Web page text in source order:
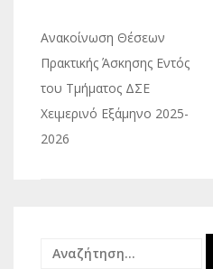
Πλοήγηση
άρθρων
Ανακοίνωση Θέσεων
Πρακτικής Άσκησης Εντός
του Τμήματος ΔΣΕ
Χειμερινό Εξάμηνο 2025-
2026
Αναζήτηση